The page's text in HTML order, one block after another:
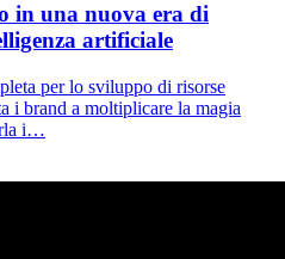
in una nuova era di
artificiale
per lo sviluppo di risorse
i brand a moltiplicare la magia
i…